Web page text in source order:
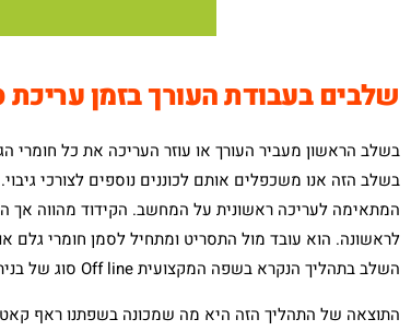
שלבים בעבודת העורך בזמן עריכת
בשלב הראשון מעביר העורך או עוזר העריכה את כל חומרי
בשלב הזה אנו משכפלים אותם לכוננים נוספים לצורכי
המתאימה לעריכה ראשונית על המחשב. הקידוד מהווה אך
לראשונה. הוא עובד מול התסריט ומתחיל לסמן חומרי גלם
השלב בתהליך הנקרא בשפה המקצועית Off line סוג של בנית שלד ראשוני של סרט התדמית שיווקי.
התוצאה של התהליך הזה היא מה שמכונה בשפתנו ראף קאט